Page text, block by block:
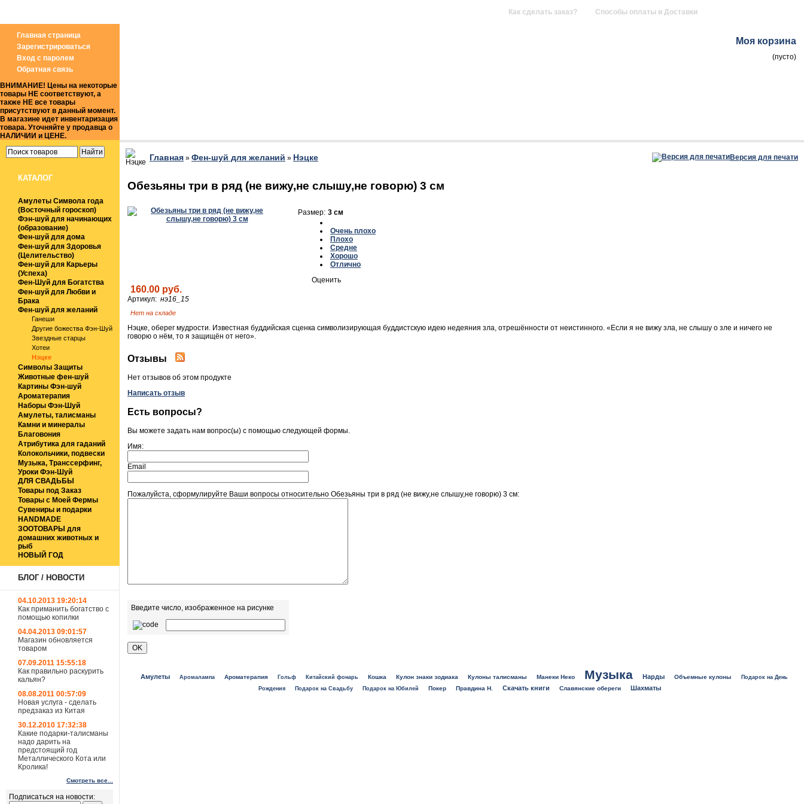
Как сделать заказ? Способы оплаты и Доставки
Главная страница
Зарегистрироваться
Вход с паролем
Обратная связь
ВНИМАНИЕ! Цены на некоторые
товары НЕ соответствуют, а
также НЕ все товары
присутствуют в данный момент.
В магазине идет инвентаризация
товара. Уточняйте у продавца о
НАЛИЧИИ и ЦЕНЕ.
Моя корзина
(пусто)
КАТАЛОГ
Амулеты Символа года
(Восточный гороскоп)
Фэн-шуй для начинающих
(образование)
Фен-шуй для дома
Фен-шуй для Здоровья
(Целительство)
Фен-шуй для Карьеры
(Успеха)
Фен-Шуй для Богатства
Фен-шуй для Любви и
Брака
Фен-шуй для желаний
Ганеши
Другие божества Фэн-Шуй
Звездные старцы
Хотеи
Нэцке
Символы Защиты
Животные фен-шуй
Картины Фэн-шуй
Ароматерапия
Наборы Фэн-Шуй
Амулеты, талисманы
Камни и минералы
Благовония
Атрибутика для гаданий
Колокольчики, подвески
Музыка, Транссерфинг,
Уроки Фэн-Шуй
ДЛЯ СВАДЬБЫ
Товары под Заказ
Товары с Моей Фермы
Сувениры и подарки
HANDMADE
ЗООТОВАРЫ для
домашних животных и
рыб
НОВЫЙ ГОД
БЛОГ / НОВОСТИ
04.10.2013 19:20:14
Как приманить богатство с
помощью копилки
04.04.2013 09:01:57
Магазин обновляется
товаром
07.09.2011 15:55:18
Как правильно раскурить
кальян?
08.08.2011 00:57:09
Новая услуга - сделать
предзаказ из Китая
30.12.2010 17:32:38
Какие подарки-талисманы
надо дарить на
предстоящий год
Металлического Кота или
Кролика!
Смотреть все...
Подписаться на новости:
Главная » Фен-шуй для желаний » Нэцке Версия для печати
Обезьяны три в ряд (не вижу,не слышу,не говорю) 3 см
Размер: 3 см
Очень плохо
Плохо
Средне
Хорошо
Отлично
Оценить
160.00 руб.
Артикул: нэ16_15
Нет на складе
Нэцке, оберег мудрости. Известная буддийская сценка символизирующая буддистскую идею недеяния зла, отрешённости от неистинного. «Если я не вижу зла, не слышу о зле и ничего не
говорю о нём, то я защищён от него».
Отзывы
Нет отзывов об этом продукте
Написать отзыв
Есть вопросы?
Вы можете задать нам вопрос(ы) с помощью следующей формы.
Имя:
Email
Пожалуйста, сформулируйте Ваши вопросы относительно Обезьяны три в ряд (не вижу,не слышу,не говорю) 3 см:
Введите число, изображенное на рисунке
Амулеты Аромалампа Ароматерапия Гольф Китайский фонарь Кошка Кулон знаки зодиака Кулоны талисманы Манеки Неко Музыка Нарды Объемные кулоны
Подарок на День
Рождения
Подарок на Свадьбу Подарок на Юбилей Покер Правдина Н. Скачать книги Славянские обереги Шахматы